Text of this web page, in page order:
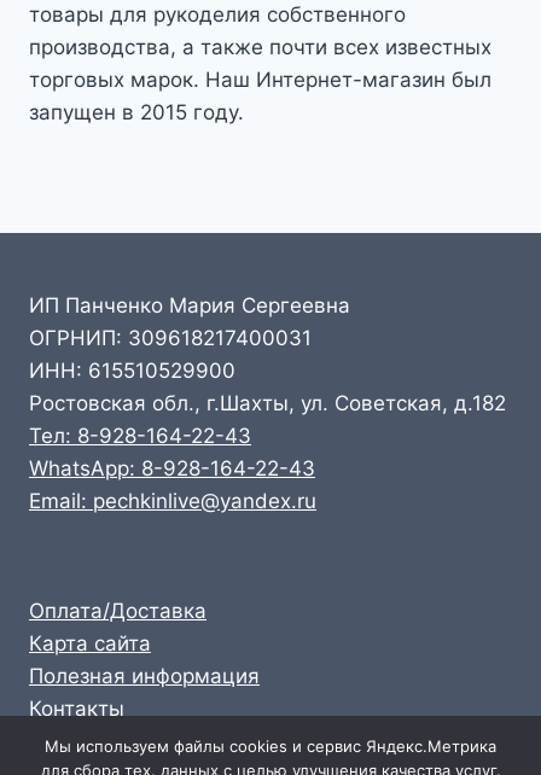
товары для рукоделия собственного
производства, а также почти всех известных
торговых марок. Наш Интернет-магазин был
запущен в 2015 году.
ИП Панченко Мария Сергеевна
ОГРНИП: 309618217400031
ИНН: 615510529900
Ростовская обл., г.Шахты, ул. Советская, д.182
Тел: 8-928-164-22-43
WhatsApp: 8-928-164-22-43
Email: pechkinlive@yandex.ru
Оплата/Доставка
Карта сайта
Полезная информация
Контакты
Личный кабинет
Мы используем файлы cookies и сервис Яндекс.Метрика
для сбора тех. данных с целью улучшения качества услуг.